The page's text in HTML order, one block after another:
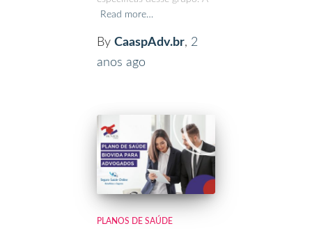
Read more…
By CaaspAdv.br, 2
anos ago
PLANOS DE SAÚDE